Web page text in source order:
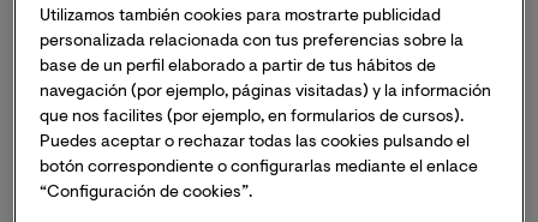
La
es doctora en Psicología
Clínica y de la Salud, licenciada en Psicología, máster
en Psicología Clínica y de la Salud, en Psicología
General Sanitaria y en Sueño: Fisiología y Medicina,
experta en Terapias Contextuales e investigadora y
docente de la Facultad de Ciencias de la Salud de VIU.
Utilizamos también cookies para mostrarte publicidad
personalizada relacionada con tus preferencias sobre la
base de un perfil elaborado a partir de tus hábitos de
navegación (por ejemplo, páginas visitadas) y la información
que nos facilites (por ejemplo, en formularios de cursos).
Puedes aceptar o rechazar todas las cookies pulsando el
botón correspondiente o configurarlas mediante el enlace
“Configuración de cookies”.